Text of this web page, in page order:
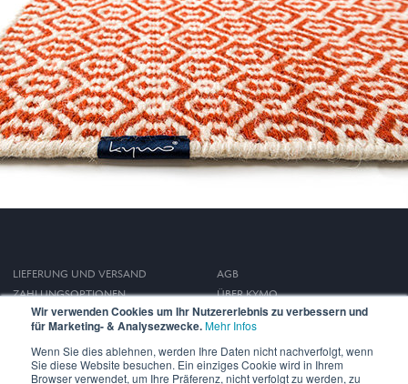
Wir verwenden Cookies um Ihr Nutzererlebnis zu verbessern und
für Marketing- & Analysezwecke.Mehr Infos
Wenn Sie dies ablehnen, werden Ihre Daten nicht nachverfolgt, wenn
Sie diese Website besuchen. Ein einziges Cookie wird in Ihrem
Browser verwendet, um Ihre Präferenz, nicht verfolgt zu werden, zu
LIEFERUNG UND VERSAND
ZAHLUNGSOPTIONEN
WIDERRUFSRECHT
AGB
ÜBER KYMO
IMPRESSUM
DATENSCHUTZ